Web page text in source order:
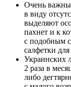
Очень
в виду
выделяют
пахнет и к
с подобным
салфетки
Украинских
2 раза в
либо